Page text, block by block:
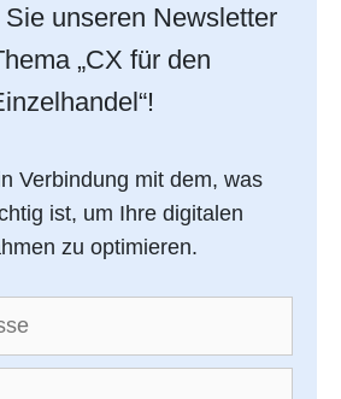
unseren Newsletter
„CX für den
Verbindung mit dem, was
ist, um Ihre digitalen
zu optimieren.